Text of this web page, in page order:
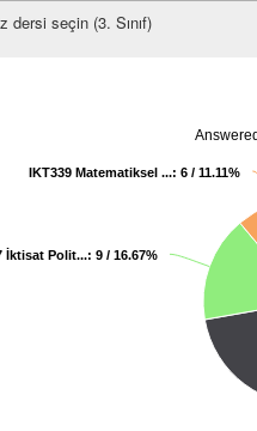
dersi seçin (3. Sınıf)
İktisat Polit...: 9 / 16.67%
IKT339 Matematiksel ...: 6 / 11.11%